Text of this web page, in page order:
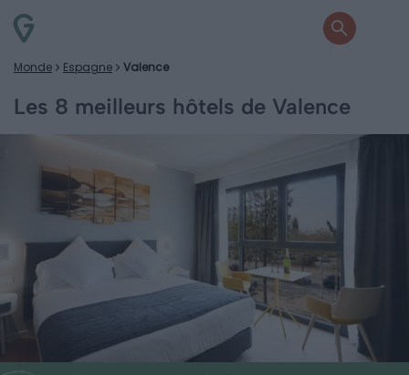
Monde Espagne Valence
Les 8 meilleurs hôtels de Valence